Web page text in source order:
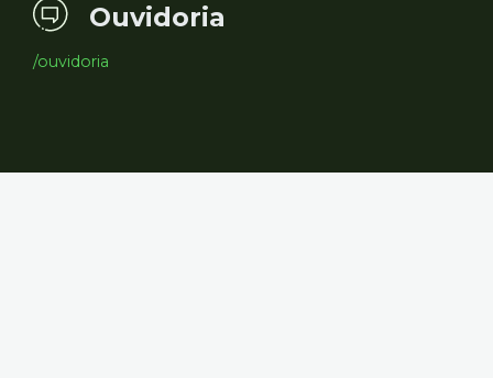
Ouvidoria
/ouvidoria